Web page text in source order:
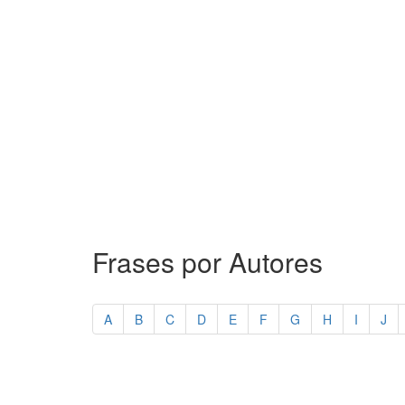
Frases por Autores
A B C D E F G H I J